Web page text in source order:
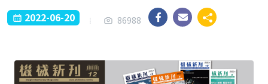
2022-06-20 86988